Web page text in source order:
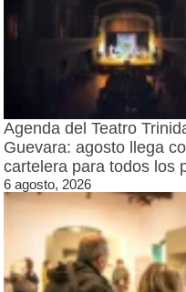
Agenda del Teatro
Guevara: agosto llega
cartelera para todos los
6 agosto, 2026